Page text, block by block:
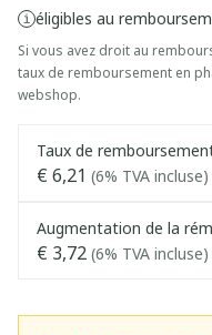
éligibles au
Si vous avez droit au
taux de remboursement en
webshop.
Taux de
€ 6,21 (6% TVA incluse)
Augmentation de la
€ 3,72 (6% TVA incluse)